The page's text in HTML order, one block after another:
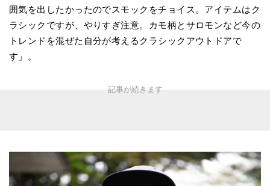
囲気を出したかったのでスモックをチョイス。アイテムはク
ラシックですが、やりすぎ注意。カモ柄とサロモンなど今の
トレンドを混ぜた自分が考えるクラシックアウトドアで
す」。